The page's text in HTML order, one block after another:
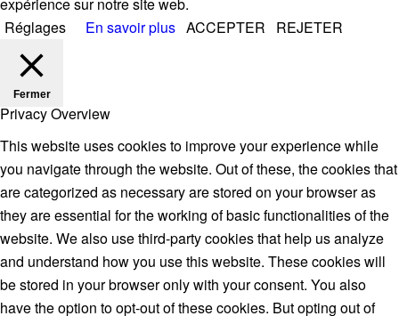
Réglages
En savoir plus ACCEPTER REJETER
Fermer
Privacy Overview
This website uses cookies to improve your experience while
you navigate through the website. Out of these, the cookies that
are categorized as necessary are stored on your browser as
they are essential for the working of basic functionalities of the
website. We also use third-party cookies that help us analyze
and understand how you use this website. These cookies will
be stored in your browser only with your consent. You also
have the option to opt-out of these cookies. But opting out of